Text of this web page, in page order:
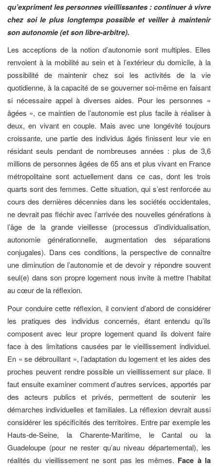
qu’expriment les personnes vieillissantes : continuer à vivre
chez soi le plus longtemps possible et veiller à maintenir
son autonomie (et son libre-arbitre).
Les acceptions de la notion d’autonomie sont multiples. Elles
renvoient à la mobilité au sein et à l’extérieur du domicile, à la
possibilité de maintenir chez soi les activités de la vie
quotidienne, à la capacité de se gouverner soi-même en faisant
si nécessaire appel à diverses aides. Pour les personnes «
âgées », ce maintien de l’autonomie est plus facile à réaliser à
deux, en vivant en couple. Mais avec une longévité toujours
croissante, une partie des individus âgés finissent leur vie en
résidant seuls pendant de nombreuses années : plus de 3,6
millions de personnes âgées de 65 ans et plus vivant en France
métropolitaine sont actuellement dans ce cas, dont les trois
quarts sont des femmes. Cette situation, qui s’est renforcée au
cours des dernières décennies dans les sociétés occidentales,
ne devrait pas fléchir avec l’arrivée des nouvelles générations à
l’âge de la grande vieillesse (processus d’individualisation,
autonomie générationnelle, augmentation des séparations
conjugales). Dans ces conditions, la perspective de connaître
une diminution de l’autonomie et de devoir y répondre souvent
seul(e) dans son propre logement nous invite à mettre l’habitat
au cœur de la réflexion.
Pour conduire cette réflexion, il convient d’abord de considérer
les pratiques des individus concernés, étant entendu qu’ils
composent avec leur propre logement quand ils doivent faire
face à des limitations causées par le vieillissement individuel.
En « se débrouillant », l’adaptation du logement et les aides des
proches peuvent rendre possible un vieillissement sur place. Il
faut ensuite examiner comment d’autres services, apportés par
des acteurs publics et privés, permettent de soutenir les
démarches individuelles et familiales. La réflexion devrait aussi
considérer les spécificités des territoires. Entre par exemple les
Hauts-de-Seine, la Charente-Maritime, le Cantal ou la
Guadeloupe (pour ne rester qu’au niveau départemental), les
réalités du vieillissement ne sont pas les mêmes. Face à la